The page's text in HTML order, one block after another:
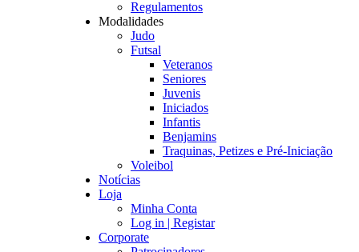
Regulamentos
Modalidades
Judo
Futsal
Veteranos
Seniores
Juvenis
Iniciados
Infantis
Benjamins
Traquinas, Petizes e Pré-Iniciação
Voleibol
Notícias
Loja
Minha Conta
Log in | Registar
Corporate